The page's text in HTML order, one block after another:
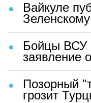
Вайкуле
Бойцы ВСУ
заявление
Позорный
грозит